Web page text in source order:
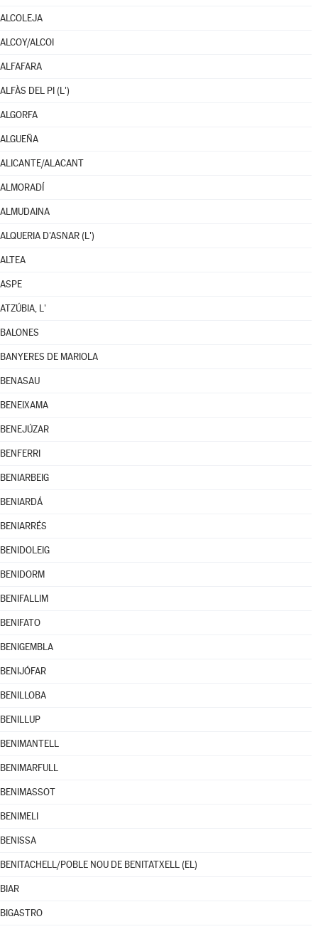
ALCOLEJA
ALCOY/ALCOI
ALFAFARA
ALFÀS DEL PI (L')
ALGORFA
ALGUEÑA
ALICANTE/ALACANT
ALMORADÍ
ALMUDAINA
ALQUERIA D'ASNAR (L')
ALTEA
ASPE
ATZÚBIA, L'
BALONES
BANYERES DE MARIOLA
BENASAU
BENEIXAMA
BENEJÚZAR
BENFERRI
BENIARBEIG
BENIARDÁ
BENIARRÉS
BENIDOLEIG
BENIDORM
BENIFALLIM
BENIFATO
BENIGEMBLA
BENIJÓFAR
BENILLOBA
BENILLUP
BENIMANTELL
BENIMARFULL
BENIMASSOT
BENIMELI
BENISSA
BENITACHELL/POBLE NOU DE BENITATXELL (EL)
BIAR
BIGASTRO